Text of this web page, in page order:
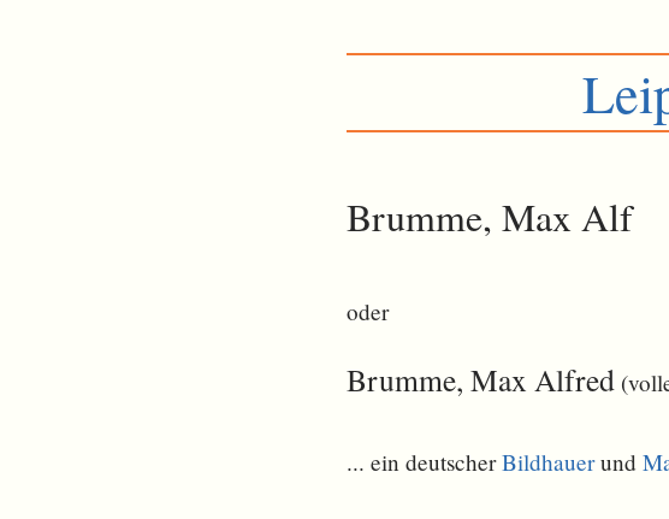
Brumme, Max Alf
oder
Brumme, Max Alfred
... ein deutscherBildhauerund